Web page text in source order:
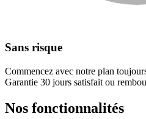
Sans risque
Commencez avec notre plan
Garantie 30 jours satisfait ou
Nos fonctionnalités